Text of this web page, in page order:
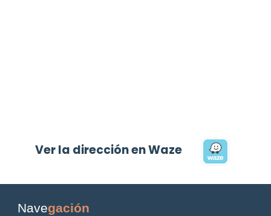
Ver la dirección en Waze
Navegación